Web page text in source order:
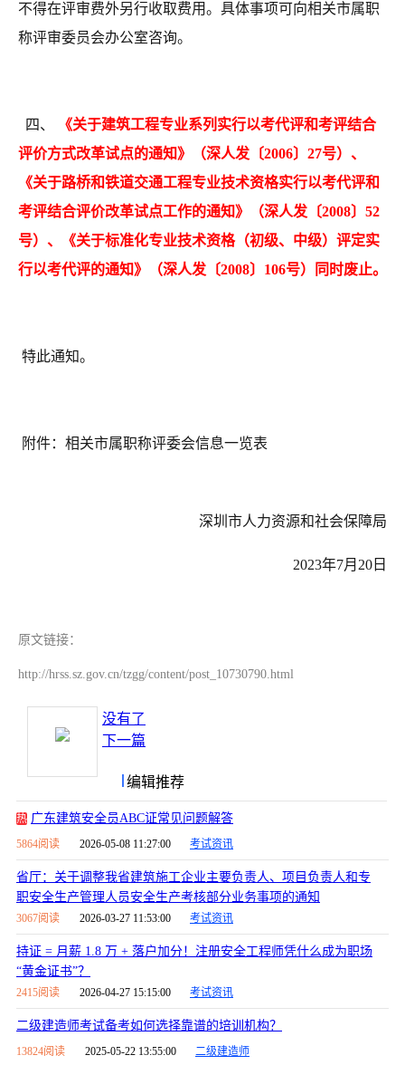
不得在评审费外另行收取费用。具体事项可向相关市属职
称评审委员会办公室咨询。
四、
《关于建筑工程专业系列实行以考代评和考评结合
评价方式改革试点的通知》（深人发〔2006〕27号）、
《关于路桥和铁道交通工程专业技术资格实行以考代评和
考评结合评价改革试点工作的通知》（深人发〔2008〕52
号）、《关于标准化专业技术资格（初级、中级）评定实
行以考代评的通知》（深人发〔2008〕106号）同时废止。
特此通知。
附件：相关市属职称评委会信息一览表
深圳市人力资源和社会保障局
2023年7月20日
原文链接：
http://hrss.sz.gov.cn/tzgg/content/post_10730790.html
没有了
下一篇
编辑推荐
热 广东建筑安全员ABC证常见问题解答
5864阅读 2026-05-08 11:27:00 考试资讯
省厅：关于调整我省建筑施工企业主要负责人、项目负责人和专
职安全生产管理人员安全生产考核部分业务事项的通知
3067阅读 2026-03-27 11:53:00 考试资讯
持证 = 月薪 1.8 万 + 落户加分！注册安全工程师凭什么成为职场
“黄金证书”？
2415阅读 2026-04-27 15:15:00 考试资讯
二级建造师考试备考如何选择靠谱的培训机构？
13824阅读 2025-05-22 13:55:00 二级建造师